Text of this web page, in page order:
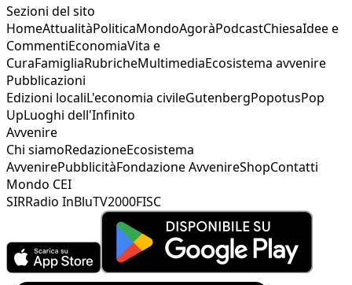
Sezioni del sito
HomeAttualitàPoliticaMondoAgoràPodcastChiesaIdee e
CommentiEconomiaVita e
CuraFamigliaRubricheMultimediaEcosistema avvenire
Pubblicazioni
Edizioni localiL'economia civileGutenbergPopotusPop
UpLuoghi dell'Infinito
Avvenire
Chi siamoRedazioneEcosistema
AvvenirePubblicitàFondazione AvvenireShopContatti
Mondo CEI
SIRRadio InBluTV2000FISC